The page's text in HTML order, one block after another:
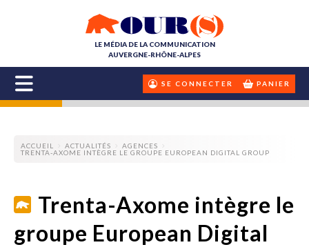
LE MÉDIA DE LA COMMUNICATION
AUVERGNE-RHÔNE-ALPES
SE CONNECTER PANIER
ACCUEIL ACTUALITÉS
AGENCES
TRENTA-AXOME INTÈGRE LE GROUPE EUROPEAN DIGITAL GROUP
Trenta-Axome intègre le
groupe European Digital